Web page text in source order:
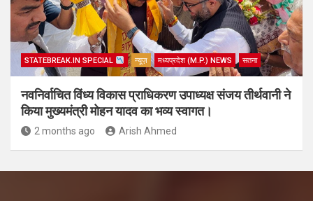
STATEBREAK.IN SPECIAL न्यूज़ मध्यप्रदेश (M.P.) NEWS सतना
नवनिर्वाचित विंध्य विकास प्राधिकरण उपाध्यक्ष संजय तीर्थवानी ने
किया मुख्यमंत्री मोहन यादव का भव्य स्वागत।
2 months ago Arish Ahmed